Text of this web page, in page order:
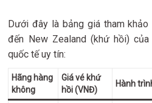
Dưới đây là bảng giá tham khảo
đến New Zealand (khứ hồi)
quốc tế uy tín:
Hãng hàng
không
Giá vé khứ
hồi (VNĐ)
Hành